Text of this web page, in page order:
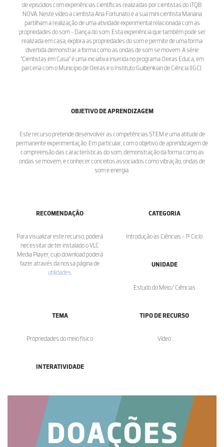
de episódios com experiências científicas realizadas por cientistas do ITQB
NOVA. Neste vídeo a cientista Ana Fortunato e a sua mini cientista Mariana
partilham a realização de uma atividade experimental relacionada com as
propriedades do som - Dança do som. Esta experiência que também pode ser
realizada em casa, explora as propriedades do som e permite de uma forma
divertida demonstrar a forma como as ondas de som se movem. A série
“Cientistas em Casa” é uma iniciativa inserida no programa Oeiras Educa, em
parceria com o Município de Oeiras e o Instituto Gulbenkian de Ciência (IGC).
OBJETIVO DE APRENDIZAGEM
Este recurso pretende desenvolver as competências STEM e uma atitude de
permanente experimentação. Em particular, com o objetivo de aprendizagem de
compreensão das características do som, demonstração da forma como as
ondas se movem, e conhecer conceitos associados como vibração, ondas de
som e energia.
RECOMENDAÇÃO
Para visualizar este recurso, poderá
necessitar de ter instalado o VLC
Media Player, cujo download poderá
fazer através da nossa página de
utilidades
CATEGORIA
Introdução às Ciências - 1º Ciclo
UNIDADE
Estudo do Meio/ Ciências
TEMA
Propriedades do meio físico
TIPO DE RECURSO
Vídeo
INTERATIVIDADE